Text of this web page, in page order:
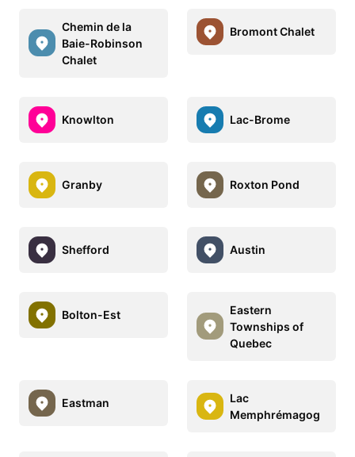
Chemin de la
Baie-Robinson
Chalet
Bromont Chalet
Knowlton Lac-Brome
Granby Roxton Pond
Shefford Austin
Bolton-Est
Eastern
Townships of
Quebec
Eastman
Lac
Memphrémagog